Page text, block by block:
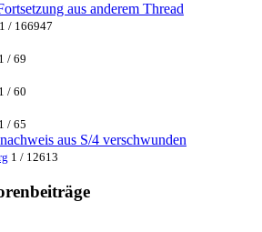
aus anderem Thread
/ 166947
1 / 69
1 / 60
1 / 65
aus S/4 verschwunden
1 / 12613